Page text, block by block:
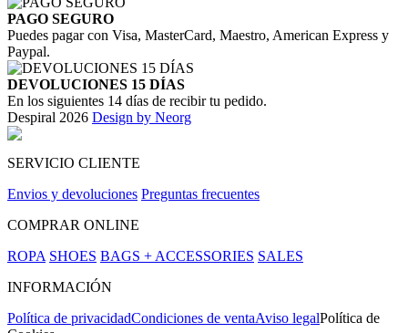
PAGO SEGURO
Puedes pagar con Visa, MasterCard, Maestro, American Express y
Paypal.
DEVOLUCIONES 15 DÍAS
En los siguientes 14 días de recibir tu pedido.
Despiral 2026 Design by Neorg
SERVICIO CLIENTE
Envios y devoluciones Preguntas frecuentes
COMPRAR ONLINE
ROPA SHOES BAGS + ACCESSORIES SALES
INFORMACIÓN
Política de privacidadCondiciones de ventaAviso legalPolítica de